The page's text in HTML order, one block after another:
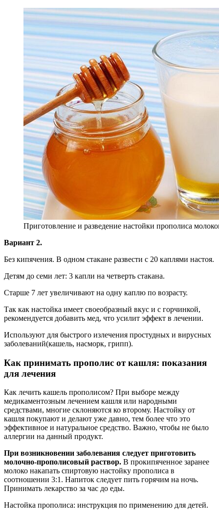
Приготовление и разведение настойки прополиса
Вариант 2.
Без кипячения. В одном стакане развести с 20 каплями настоя.
Детям до семи лет: 3 капли на четверть стакана.
Старше 7 лет увеличивают на одну каплю по возрасту.
Так как настойка имеет своеобразный вкус и с горчинкой,
рекомендуется добавить мед, что усилит эффект в лечении.
Используют для быстрого излечения простудных и вирусных
заболеваний(кашель, насморк, грипп).
Как принимать прополис от кашля: показания
для лечения
Как лечить кашель прополисом? При выборе между
медикаментозным лечением кашля или народными
средствами, многие склоняются ко второму. Настойку от
кашля покупают и делают уже давно, тем более что это
эффективное и натуральное средство. Важно, чтобы не было
аллергии на данный продукт.
При возникновении заболевания следует приготовить
молочно-прополисовый раствор. В прокипяченное заранее
молоко накапать спиртовую настойку прополиса в
соотношении 3:1. Напиток следует пить горячим на ночь.
Принимать лекарство за час до еды.
Настойка прополиса: инструкция по применению для детей.